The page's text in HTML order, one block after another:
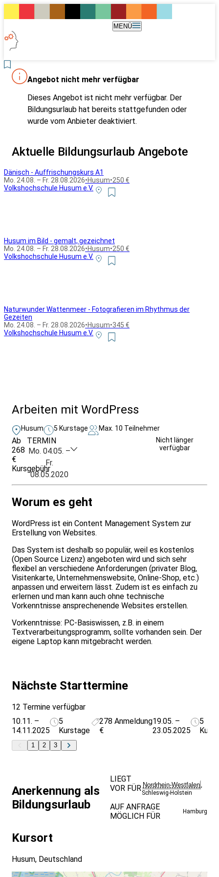
MENÜ
Angebot nicht mehr verfügbar
Dieses Angebot ist nicht mehr verfügbar. Der
Bildungsurlaub hat bereits stattgefunden oder
wurde vom Anbieter deaktiviert.
Aktuelle Bildungsurlaub Angebote
Dänisch - Auffrischungskurs A1
Mo. 24.08. – Fr. 28.08.2026•Husum•250 €
Volkshochschule Husum e.V.
Husum im Bild - gemalt, gezeichnet
Mo. 24.08. – Fr. 28.08.2026•Husum•250 €
Volkshochschule Husum e.V.
Naturwunder Wattenmeer - Fotografieren im Rhythmus der
Gezeiten
Mo. 24.08. – Fr. 28.08.2026•Husum•345 €
Volkshochschule Husum e.V.
Arbeiten mit WordPress
Husum 5 Kurstage Max. 10 Teilnehmer
Ab
268
€
Kursgebühr
TERMIN
Mo. 04.05. –
Fr.
08.05.2020
Nicht länger
verfügbar
Worum es geht
WordPress ist ein Content Management System zur
Erstellung von Websites.
Das System ist deshalb so populär, weil es kostenlos
(Open Source Lizenz) angeboten wird und sich sehr
flexibel an verschiedene Anforderungen (privater Blog,
Visitenkarte, Unternehmenswebsite, Online-Shop, etc.)
anpassen und erweitern lässt. Zudem ist es einfach zu
erlernen und man kann auch ohne technische
Vorkenntnisse ansprechenende Websites erstellen.
Vorkenntnisse: PC-Basiswissen, z.B. in einem
Textverarbeitungsprogramm, sollte vorhanden sein. Der
eigene Laptop kann mitgebracht werden.
Nächste Starttermine
12 Termine verfügbar
10.11. –
14.11.2025
5
Kurstage
278
€
Anmeldung19.05. –
23.05.2025
5
1 2 3
Anerkennung als
Bildungsurlaub
LIEGT
VOR FÜR Nordrhein-Westfalen,
Schleswig-Holstein
AUF ANFRAGE
MÖGLICH FÜR
Hamburg
Kursort
Husum, Deutschland